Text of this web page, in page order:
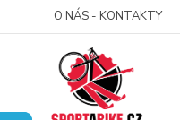
O NÁS - KONTAKTY